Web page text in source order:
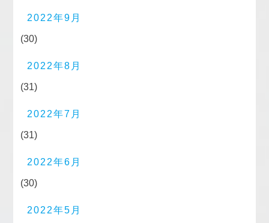
2022年9月
(30)
2022年8月
(31)
2022年7月
(31)
2022年6月
(30)
2022年5月